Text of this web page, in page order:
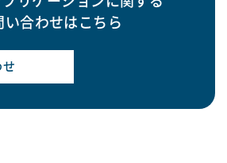
い合わせはこちら
せ